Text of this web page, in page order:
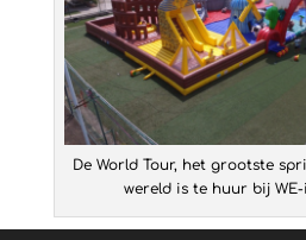
De World Tour, het grootste
wereld is te huur bij